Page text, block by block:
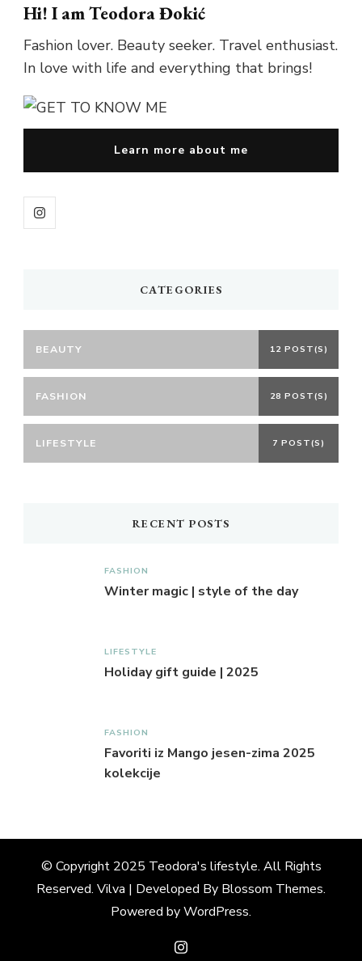
Hi! I am Teodora Đokić
Fashion lover. Beauty seeker. Travel enthusiast.
In love with life and everything that brings!
Learn more about me
CATEGORIES
BEAUTY 12 POST(S)
FASHION 28 POST(S)
LIFESTYLE 7 POST(S)
RECENT POSTS
FASHION
Winter magic | style of the day
LIFESTYLE
Holiday gift guide | 2025
FASHION
Favoriti iz Mango jesen-zima 2025
kolekcije
© Copyright 2025 Teodora's lifestyle. All Rights
Reserved. Vilva | Developed By Blossom Themes.
Powered byWordPress.